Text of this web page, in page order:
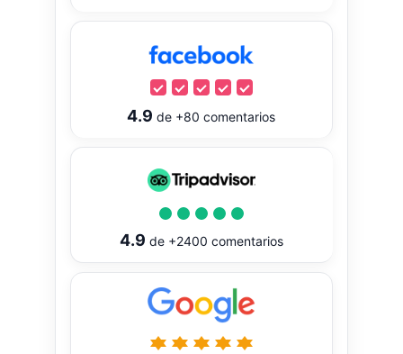
4.9 de +80 comentarios
4.9 de +2400 comentarios